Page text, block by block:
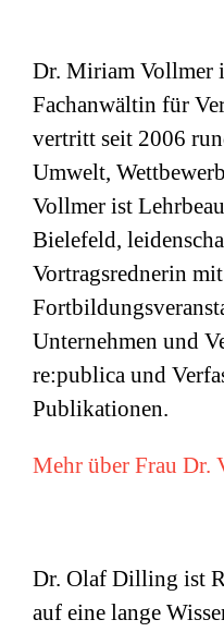
Dr. Miriam Vollmer
Fachanwältin für
vertritt seit 2006
Umwelt,
Vollmer ist
Bielefeld,
Vortragsrednerin
Unternehmen und
re:publica und
Publikationen.
Mehr über Frau Dr.
Dr. Olaf Dilling ist
auf eine lange